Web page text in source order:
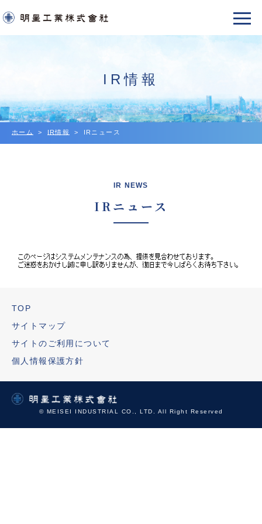
IR情報
ホーム IR情報 IRニュース
IR NEWS
IRニュース
TOP
サイトマップ
サイトのご利用について
個人情報保護方針
© MEISEI INDUSTRIAL CO., LTD. All Right Reserved